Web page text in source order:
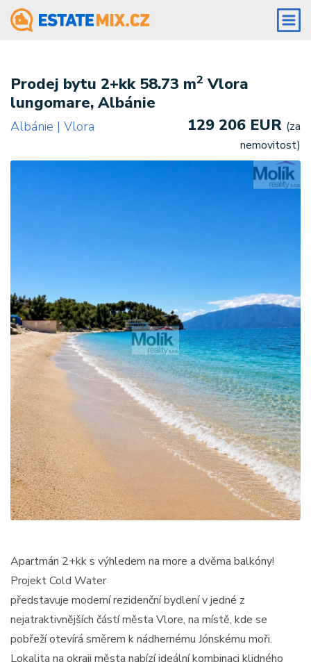
Prodej bytu 2+kk 58.73 m2 Vlora
lungomare, Albánie
Albánie | Vlora 129 206 EUR (za
nemovitost)
Apartmán 2+kk s výhledem na more a dvěma balkóny!
Projekt Cold Water
představuje moderní rezidenční bydlení v jedné z
nejatraktivnějších částí města Vlore, na místě, kde se
pobřeží otevírá směrem k nádhernému Jónskému moři.
Lokalita na okraji města nabízí ideální kombinaci klidného